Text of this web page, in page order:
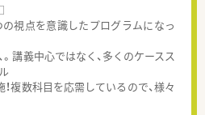
視点を意識したプログラムになっ
講義中心ではなく、多くのケースス
複数科目を応需しているので、様々